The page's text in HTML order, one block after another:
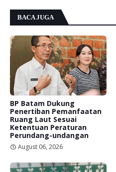
BACA JUGA
BP Batam Dukung
Penertiban Pemanfaatan
Ruang Laut Sesuai
Ketentuan Peraturan
Perundang-undangan
August 06, 2026